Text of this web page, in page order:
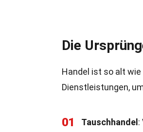
Die
Handel ist so alt
Dienstleistungen,
01 Tauschhandel :